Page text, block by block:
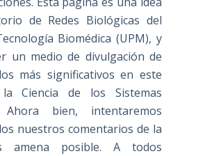
de Redes Biológicas del
Biomédica (UPM), y
un medio de divulgación de
más significativos en este
Ciencia de los Sistemas
Ahora bien, intentaremos
nuestros comentarios de la
amena posible. A todos